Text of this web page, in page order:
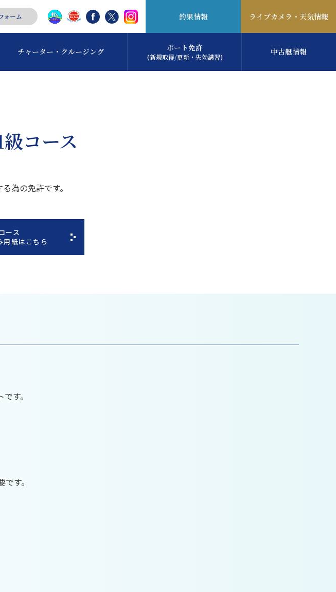
ォーム 釣果情報 ライブカメラ・ 天気情報
チャーター・ クルージング ボート免許
(新規取得/更新・失効講習) 中古艇情報
コース
為の免許です。
ース
用紙はこちら
す。
す。